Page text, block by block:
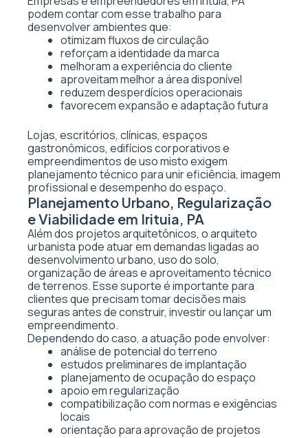
podem contar com esse trabalho para
desenvolver ambientes que:
otimizam fluxos de circulação
reforçam a identidade da marca
melhoram a experiência do cliente
aproveitam melhor a área disponível
reduzem desperdícios operacionais
favorecem expansão e adaptação futura
Lojas, escritórios, clínicas, espaços
gastronômicos, edifícios corporativos e
empreendimentos de uso misto exigem
planejamento técnico para unir eficiência, imagem
profissional e desempenho do espaço.
Planejamento Urbano, Regularização
e Viabilidade em Irituia, PA
Além dos projetos arquitetônicos, o arquiteto
urbanista pode atuar em demandas ligadas ao
desenvolvimento urbano, uso do solo,
organização de áreas e aproveitamento técnico
de terrenos. Esse suporte é importante para
clientes que precisam tomar decisões mais
seguras antes de construir, investir ou lançar um
empreendimento.
Dependendo do caso, a atuação pode envolver:
análise de potencial do terreno
estudos preliminares de implantação
planejamento de ocupação do espaço
apoio em regularização
compatibilização com normas e exigências
locais
orientação para aprovação de projetos